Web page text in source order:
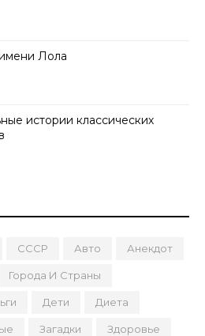
Лола
истории классических
СССР Авто Анекдот
Города И Страны
Дети Диета
Загадки Здоровье